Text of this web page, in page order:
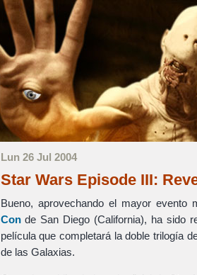
Lun 26 Jul 2004
Star Wars Episode III:
Bueno, aprovechando el mayor evento
Conde San Diego (California), ha sido
película que completará la doble trilogía
de las Galaxias.